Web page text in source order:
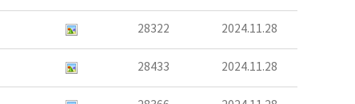
28322 2024.11.28
28433 2024.11.28